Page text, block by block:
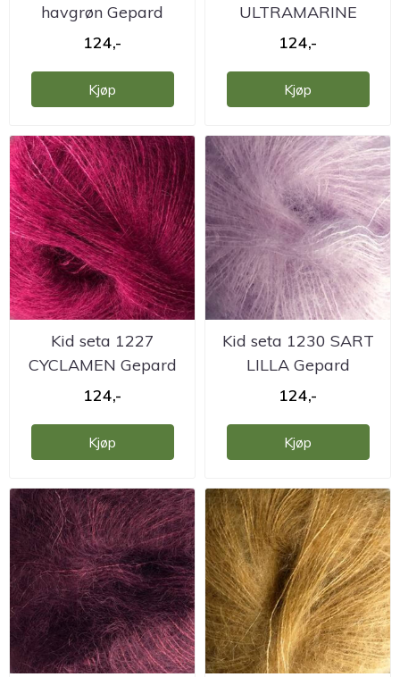
havgrøn Gepard
124,-
Kjøp
ULTRAMARINE
Gepard
124,-
Kjøp
Kid seta 1227
CYCLAMEN Gepard
124,-
Kjøp
Kid seta 1230 SART
LILLA Gepard
124,-
Kjøp